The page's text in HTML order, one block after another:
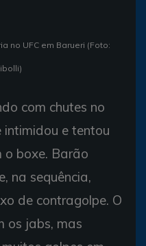
no UFC em Barueri (Foto:
com chutes no
intimidou e tentou
o boxe. Barão
na sequência,
de contragolpe. O
os jabs, mas